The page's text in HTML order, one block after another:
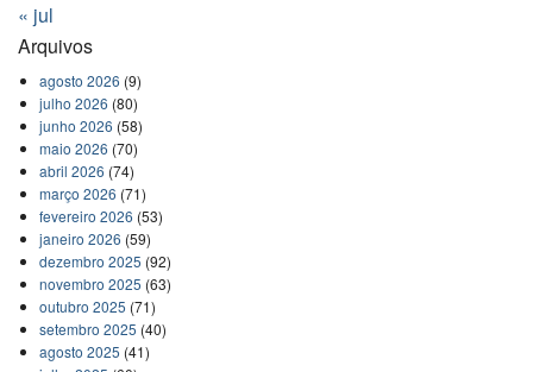
« jul
Arquivos
agosto 2026 (9)
julho 2026 (80)
junho 2026 (58)
maio 2026 (70)
abril 2026 (74)
março 2026 (71)
fevereiro 2026 (53)
janeiro 2026 (59)
dezembro 2025 (92)
novembro 2025 (63)
outubro 2025 (71)
setembro 2025 (40)
agosto 2025 (41)